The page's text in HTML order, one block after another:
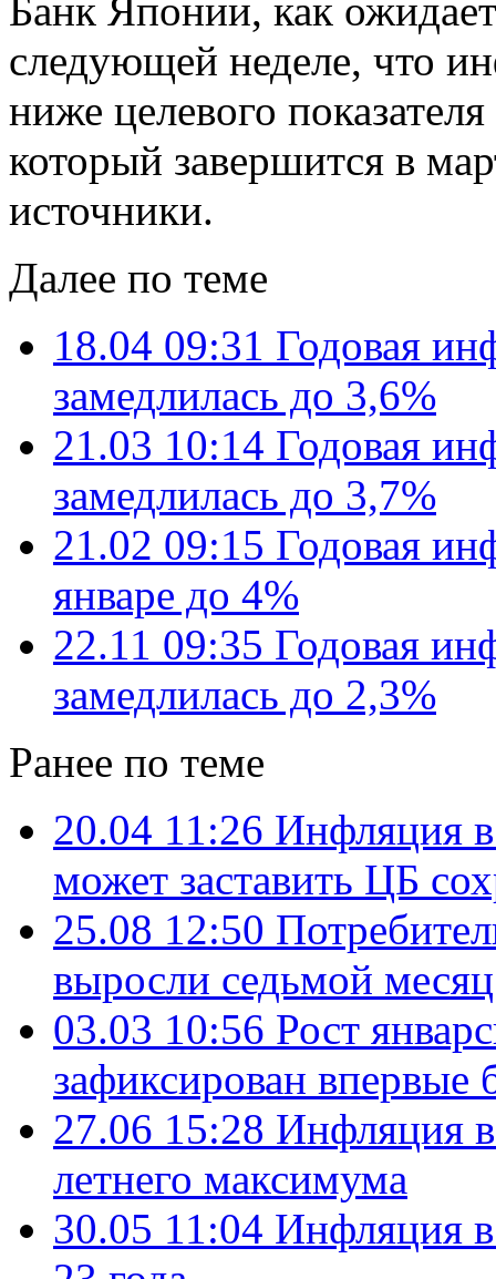
Банк Японии, как
следующей неделе, что
ниже целевого
который завершится в
источники.
Далее по теме
18.04 09:31 Годовая
замедлилась до 3,6%
21.03 10:14 Годовая
замедлилась до 3,7%
21.02 09:15 Годовая
январе до 4%
22.11 09:35 Годовая
замедлилась до 2,3%
Ранее по теме
20.04 11:26 Инфляция
может заставить ЦБ
25.08 12:50
выросли седьмой
03.03 10:56 Рост
зафиксирован впервые
27.06 15:28 Инфляция
летнего максимума
30.05 11:04 Инфляция в